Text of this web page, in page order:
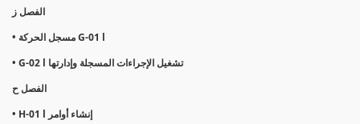
الفصل ز
• مسجل الحركة G-01 l
• G-02 l تشغيل الإجراءات المسجلة وإدارتها
الفصل ح
• H-01 l إنشاء أوامر